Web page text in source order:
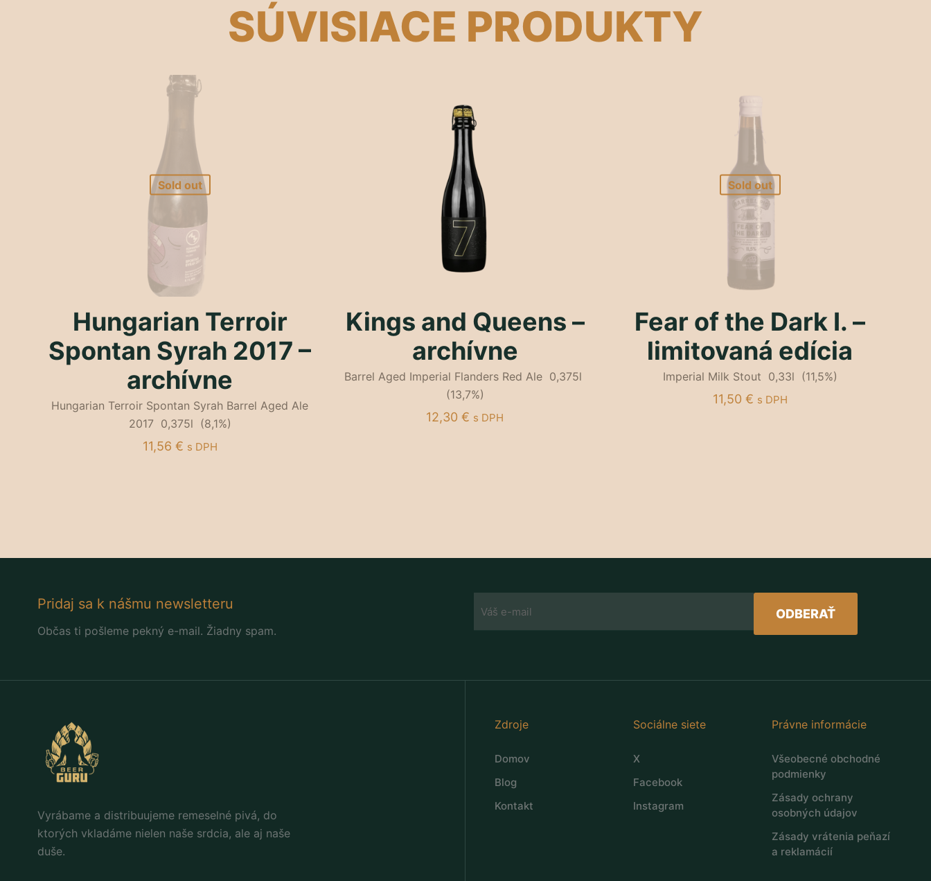
SÚVISIACE PRODUKTY
Sold out
Hungarian Terroir
Spontan Syrah 2017 –
archívne
Hungarian Terroir Spontan Syrah Barrel Aged Ale
2017 0,375l (8,1%)
11,56 € s DPH
Kings and Queens –
archívne
Barrel Aged Imperial Flanders Red Ale 0,375l
(13,7%)
12,30€ s DPH
Sold out
Fear of the Dark I. –
limitovaná edícia
Imperial Milk Stout 0,33l (11,5%)
11,50 € s DPH
Pridaj sa k nášmu newsletteru
Občas ti pošleme pekný e-mail. Žiadny spam.
Vyrábame a distribuujeme remeselné pivá, do
ktorých vkladáme nielen naše srdcia, ale aj naše
duše.
Zdroje
Domov
Blog
Kontakt
Sociálne siete
X
Facebook
Instagram
Právne informácie
Všeobecné obchodné
podmienky
Zásady ochrany
osobných údajov
Zásady vrátenia peňazí
a reklamácií